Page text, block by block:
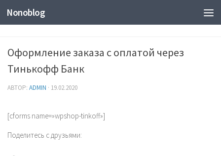
Nonoblog
Оформление заказа с оплатой через
Тинькофф Банк
АВТОР: ADMIN · 19.02.2020
[cforms name=»wpshop-tinkoff»]
Поделитесь с друзьями: